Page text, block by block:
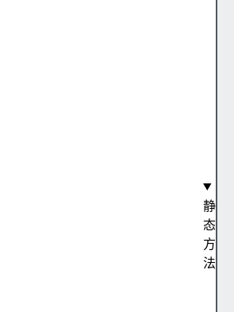
静
态
方
法